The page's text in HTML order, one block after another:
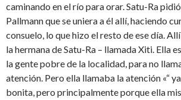
caminando en el río para orar. Satu-Ra
Pallmann que se uniera a él allí, haciendo
consuelo, lo que hizo el resto de ese día.
la hermana de Satu-Ra – llamada Xiti. Ella
la gente pobre de la localidad, para no
atención. Pero ella llamaba la atención «“
bonita, pero principalmente porque ella